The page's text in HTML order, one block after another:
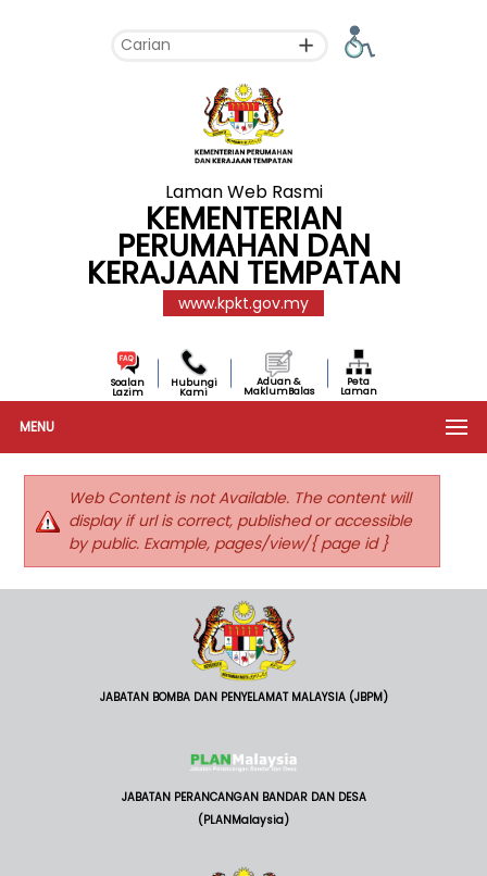
Laman Web Rasmi
KEMENTERIAN
PERUMAHAN DAN
KERAJAAN TEMPATAN
www.kpkt.gov.my
Soalan
Lazim
Hubungi
Kami
Aduan &
MaklumBalas
Peta
Laman
MENU
Web Content is not Available. The content will
display if url is correct, published or accessible
by public. Example, pages/view/{ page id }
JABATAN BOMBA DAN PENYELAMAT MALAYSIA (JBPM)
JABATAN PERANCANGAN BANDAR DAN DESA
(PLANMalaysia)